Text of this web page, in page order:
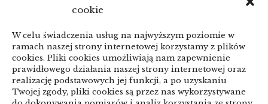
cookie
W celu świadczenia usług na najwyższym poziomie w
ramach naszej strony internetowej korzystamy z plików
cookies. Pliki cookies umożliwiają nam zapewnienie
prawidłowego działania naszej strony internetowej oraz
realizację podstawowych jej funkcji, a po uzyskaniu
Twojej zgody, pliki cookies są przez nas wykorzystywane
Dodatkowa naprawa telefonu a
ponowna akceptacja klienta
05/08/2026
Jak przygotować bazę mediów